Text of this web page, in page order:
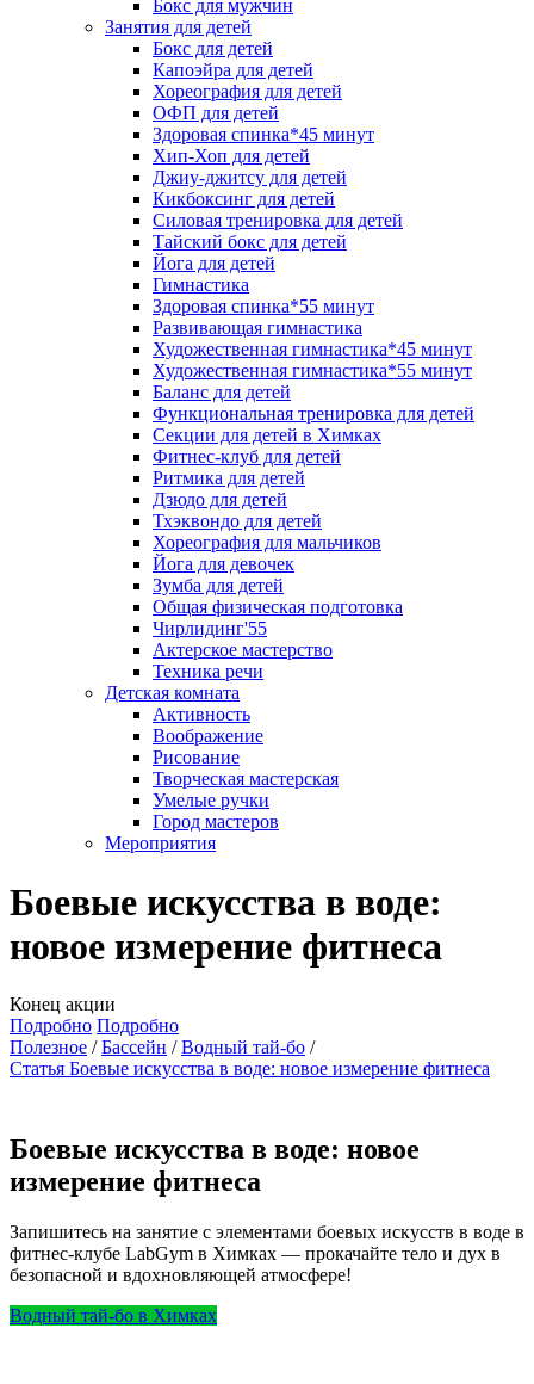
Бокс для мужчин
Занятия для детей
Бокс для детей
Капоэйра для детей
Хореография для детей
ОФП для детей
Здоровая спинка*45 минут
Хип-Хоп для детей
Джиу-джитсу для детей
Кикбоксинг для детей
Силовая тренировка для детей
Тайский бокс для детей
Йога для детей
Гимнастика
Здоровая спинка*55 минут
Развивающая гимнастика
Художественная гимнастика*45 минут
Художественная гимнастика*55 минут
Баланс для детей
Функциональная тренировка для детей
Секции для детей в Химках
Фитнес-клуб для детей
Ритмика для детей
Дзюдо для детей
Тхэквондо для детей
Хореография для мальчиков
Йога для девочек
Зумба для детей
Общая физическая подготовка
Чирлидинг'55
Актерское мастерство
Техника речи
Детская комната
Активность
Воображение
Рисование
Творческая мастерская
Умелые ручки
Город мастеров
Мероприятия
Боевые искусства в воде:
новое измерение фитнеса
Конец акции
Подробно Подробно
Полезное
Бассейн
Водный тай-бо
Статья Боевые искусства в воде: новое измерение фитнеса
Боевые искусства в воде: новое
измерение фитнеса
Запишитесь на занятие с элементами боевых искусств в воде в
фитнес-клубе LabGym в Химках — прокачайте тело и дух в
безопасной и вдохновляющей атмосфере!
Водный тай-бо в Химках